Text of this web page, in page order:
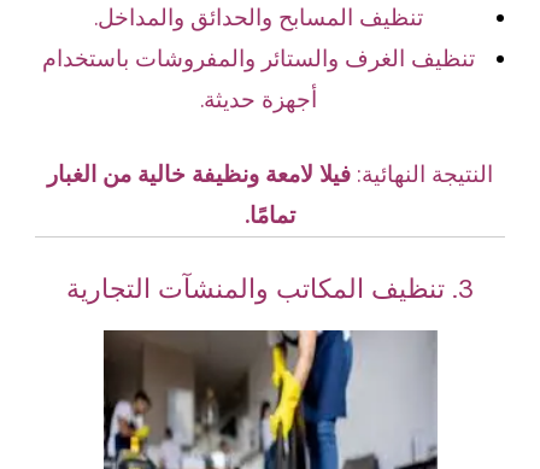
تنظيف المسابح والحدائق والمداخل.
تنظيف الغرف والستائر والمفروشات باستخدام
أجهزة حديثة.
النتيجة النهائية: فيلا لامعة ونظيفة خالية من الغبار
تمامًا.
3. تنظيف المكاتب والمنشآت التجارية